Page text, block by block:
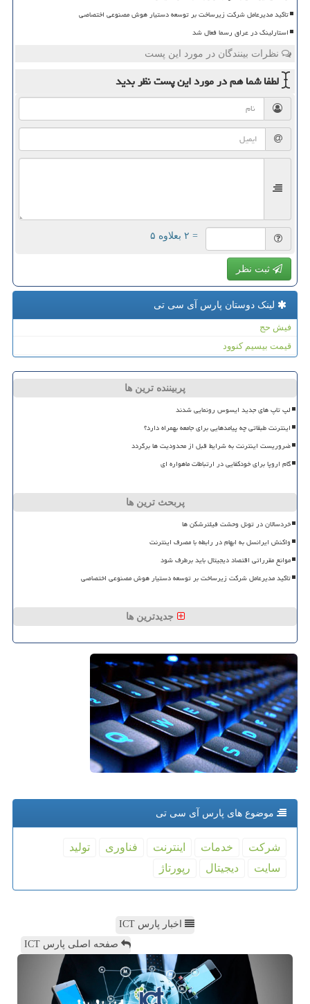
تاکید مدیرعامل شرکت زیرساخت بر توسعه دستیار هوش مصنوعی اختصاصی
استارلینک در عراق رسما فعال شد
نظرات بینندگان در مورد این پست
لطفا شما همدر مورد این پستنظر بدید
= ۲ بعلاوه ۵
ثبت نظر
لینک دوستان پارس آی سی تی
فیش حج
قیمت بیسیم کنوود
پربیننده ترین ها
لپ تاپ های جدید ایسوس رونمایی شدند
اینترنت طبقاتی چه پیامدهایی برای جامعه بهمراه دارد؟
ضروریست اینترنت به شرایط قبل از محدودیت ها برگردد
گام اروپا برای خودکفایی در ارتباطات ماهواره ای
پربحث ترین ها
خردسالان در تونل وحشت فیلترشکن ها
واکنش ایرانسل به ابهام در رابطه با مصرف اینترنت
موانع مقرراتی اقتصاد دیجیتال باید برطرف شود
تاکید مدیرعامل شرکت زیرساخت بر توسعه دستیار هوش مصنوعی اختصاصی
جدیدترین ها
موضوع های پارس آی سی تی
شركت خدمات اینترنت فناوری
تولید
سایت
دیجیتال رپورتاژ
اخبار پارس ICT
صفحه اصلی پارس ICT